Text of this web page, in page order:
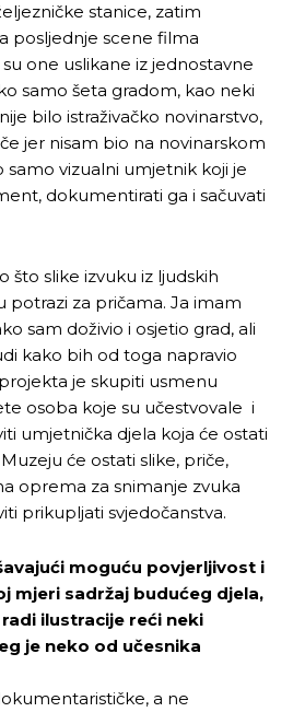
stanice, zatim
posljednje scene filma
su one uslikane iz jednostavne
samo šeta gradom, kao neki
bilo istraživačko novinarstvo,
jer nisam bio na novinarskom
samo vizualni umjetnik koji je
dokumentirati ga i sačuvati
što slike izvuku iz ljudskih
potrazi za pričama. Ja imam
sam doživio i osjetio grad, ali
kako bih od toga napravio
je skupiti usmenu
osoba koje su učestvovale i
umjetnička djela koja će ostati
će ostati slike, priče,
oprema za snimanje zvuka
prikupljati svjedočanstva.
moguću povjerljivost i
mjeri sadržaj budućeg djela,
ilustracije reći neki
je neko od učesnika
a ne